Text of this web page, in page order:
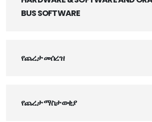
BUS SOFTWARE
የጨረታ መሰረዝ
የጨረታ ማስታወቂያ